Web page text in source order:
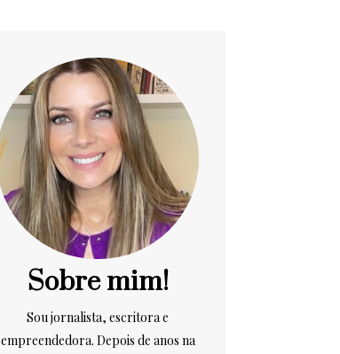
Sobre mim!
Sou jornalista, escritora e
empreendedora. Depois de anos na